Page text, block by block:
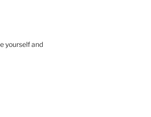
yourself and